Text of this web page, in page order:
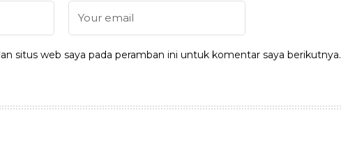
situs web saya pada peramban ini untuk komentar saya berikutnya.